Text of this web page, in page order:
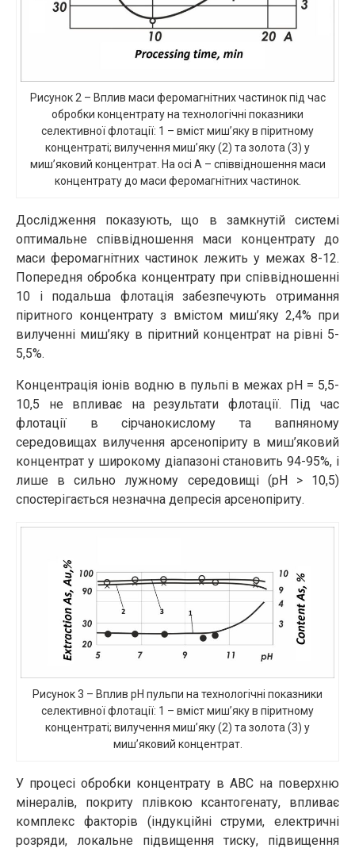
Рисунок 2 – Вплив маси феромагнітних частинок під час
обробки концентрату на технологічні показники
селективної флотації: 1 – вміст миш’яку в піритному
концентраті; вилучення миш’яку (2) та золота (3) у
миш’яковий концентрат. На осі А – співвідношення маси
концентрату до маси феромагнітних частинок.
Дослідження показують, що в замкнутій системі
оптимальне співвідношення маси концентрату до
маси феромагнітних частинок лежить у межах 8-12.
Попередня обробка концентрату при співвідношенні
10 і подальша флотація забезпечують отримання
піритного концентрату з вмістом миш’яку 2,4% при
вилученні миш’яку в піритний концентрат на рівні 5-
5,5%.
Концентрація іонів водню в пульпі в межах рН = 5,5-
10,5 не впливає на результати флотації. Під час
флотації в сірчанокислому та вапняному
середовищах вилучення арсенопіриту в миш’яковий
концентрат у широкому діапазоні становить 94-95%, і
лише в сильно лужному середовищі (рН > 10,5)
спостерігається незначна депресія арсенопіриту.
Рисунок 3 – Вплив рН пульпи на технологічні показники
селективної флотації: 1 – вміст миш’яку в піритному
концентраті; вилучення миш’яку (2) та золота (3) у
миш’яковий концентрат.
У процесі обробки концентрату в АВС на поверхню
мінералів, покриту плівкою ксантогенату, впливає
комплекс факторів (індукційні струми, електричні
розряди, локальне підвищення тиску, підвищення